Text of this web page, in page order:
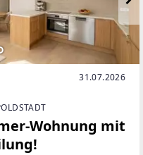
31.07.2026
Wohnung mit